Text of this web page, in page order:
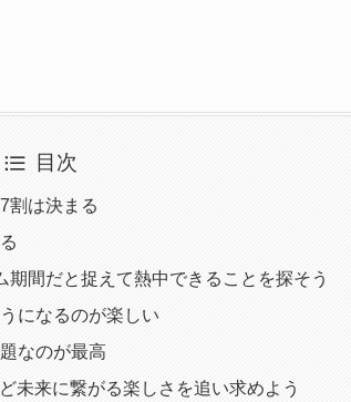
目次
割は決まる
間だと捉えて熱中できることを探そう
になるのが楽しい
なのが最高
未来に繋がる楽しさを追い求めよう